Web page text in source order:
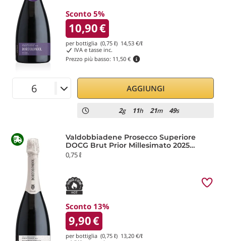
Sconto 5%
10,90€
per bottiglia (0,75 ℓ) 14,53 €/ℓ
IVA e tasse inc.
Prezzo più basso: 11,50 €
AGGIUNGI
2g 11h 21m 49s
Valdobbiadene Prosecco Superiore
DOCG Brut Prior Millesimato 2025
Bortolomiol
0,75 ℓ
Sconto 13%
9,90€
per bottiglia (0,75 ℓ) 13,20 €/ℓ